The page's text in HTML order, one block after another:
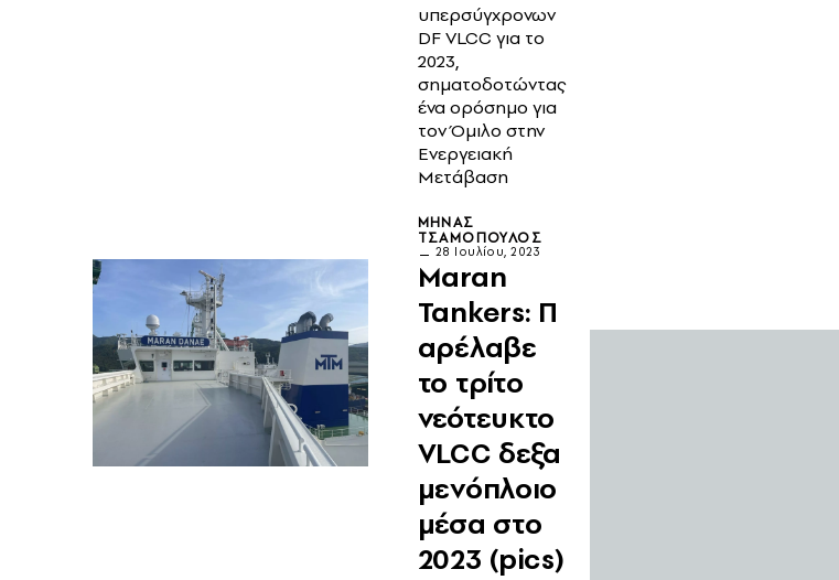
υπερσύγχρονων
DF VLCC για το
2023,
σηματοδοτώντας
ένα ορόσημο για
τον Όμιλο στην
Ενεργειακή
Μετάβαση
ΜΗΝΆΣ
ΤΣΑΜΌΠΟΥΛΟΣ
28 Ιουλίου, 2023
Maran
Tankers: Π
αρέλαβε
το τρίτο
νεότευκτο
VLCC δεξα
μενόπλοιο
μέσα στο
2023 (pics)